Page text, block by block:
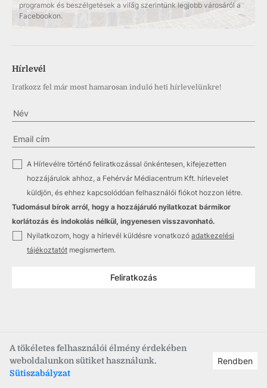
A tökéletes felhasználói élmény érdekében
weboldalunkon sütiket használunk.
Sütiszabályzat
Rendben
programok és beszélgetések a világ szerintünk legjobb városáról a
Facebookon.
Hírlevél
Iratkozz fel már most hamarosan induló heti hírlevelünkre!
A Hírlevélre történő feliratkozással önkéntesen, kifejezetten
hozzájárulok ahhoz, a Fehérvár Médiacentrum Kft. hírlevelet
küldjön, és ehhez kapcsolódóan felhasználói fiókot hozzon létre.
Tudomásul bírok arról, hogy a hozzájáruló nyilatkozat bármikor
korlátozás és indokolás nélkül, ingyenesen visszavonható.
Nyilatkozom, hogy a hírlevél küldésre vonatkozó adatkezelési
tájékoztatót megismertem.
Feliratkozás
Copyright © 2021–2026 Fehérvár Médiacentrum, fmc.hu